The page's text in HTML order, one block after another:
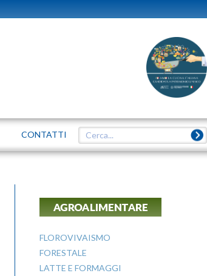
CONTATTI
AGROALIMENTARE
FLOROVIVAISMO
FORESTALE
LATTE E FORMAGGI